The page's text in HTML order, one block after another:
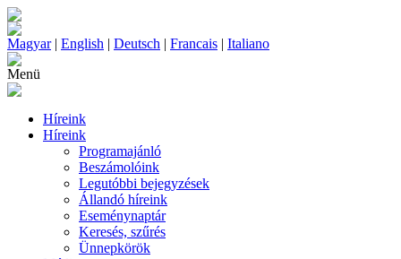
Magyar| English | Deutsch | Francais | Italiano
Menü
Híreink
Híreink
Programajánló
Beszámolóink
Legutóbbi bejegyzések
Állandó híreink
Eseménynaptár
Keresés, szűrés
Ünnepkörök